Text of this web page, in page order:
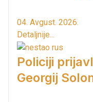
04. Avgust. 2026.
Detaljnije...
Policiji
Georgij